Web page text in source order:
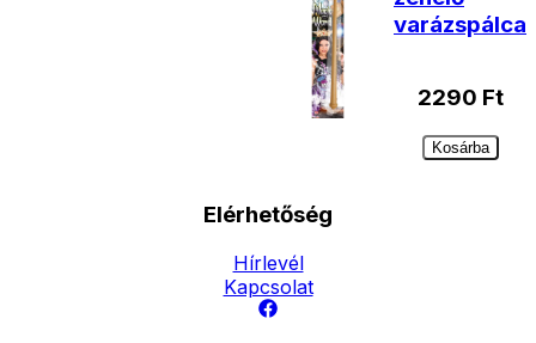
varázspálca
2290 Ft
Kosárba
Elérhetőség
Hírlevél
Kapcsolat